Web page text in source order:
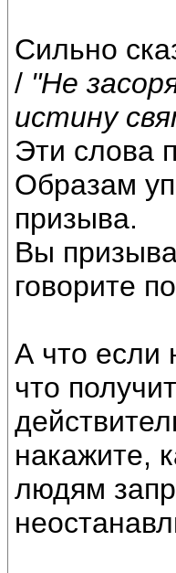
Сильно
/ "Не
истину
Эти слова
Образам
призыва.
Вы
говорите
А что если
что
накажите,
людям